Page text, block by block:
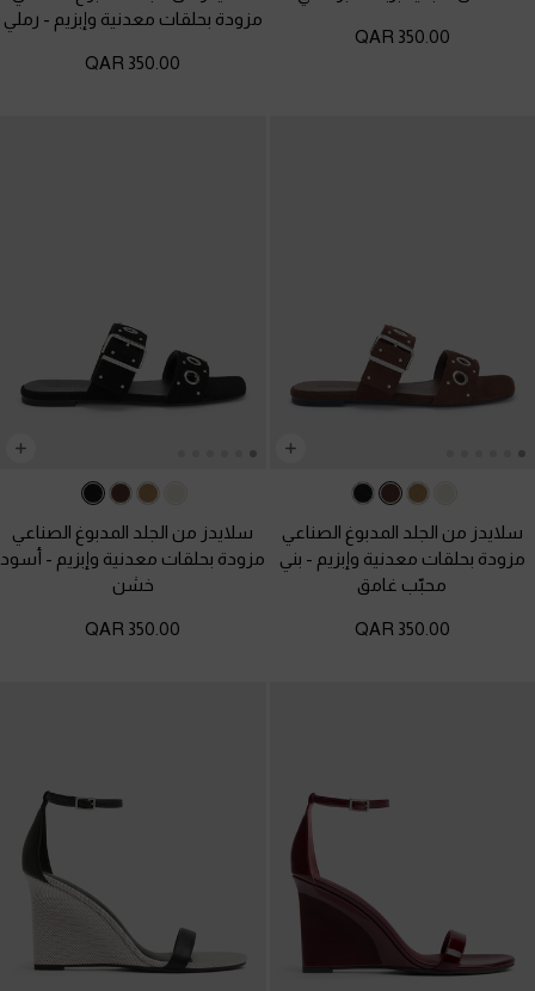
350.00 QAR
مزودة بحلقات معدنية وإبزيم - رملي
350.00 QAR
سلايدز من الجلد المدبوغ الصناعي
مزودة بحلقات معدنية وإبزيم - بني
محبّب غامق
350.00 QAR
سلايدز من الجلد المدبوغ الصناعي
مزودة بحلقات معدنية وإبزيم - أسود
خشن
350.00 QAR